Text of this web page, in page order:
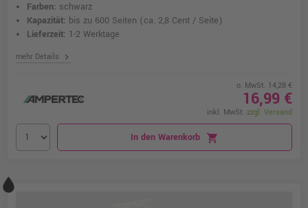
Farben: schwarz
Kapazität: bis zu 600 Seiten (ca. 2,8 Cent / Seite)
Lieferzeit: 1-2 Werktage
mehr Details chevron_right
o. MwSt. 14,28 €
16,99 €
inkl. MwSt. zzgl. Versand
In den Warenkorb shopping_cart